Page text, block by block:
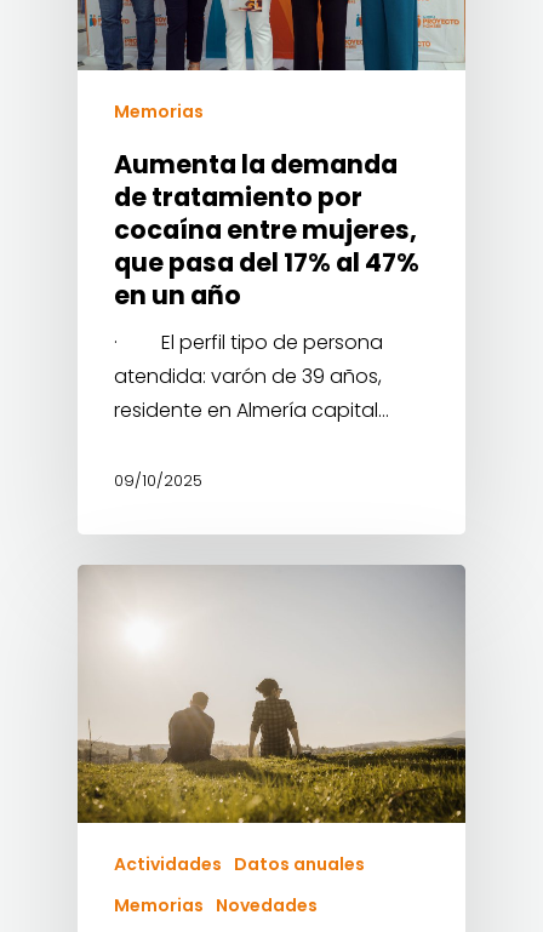
Memorias
Aumenta la demanda
de tratamiento por
cocaína entre mujeres,
que pasa del 17% al 47%
en un año
· El perfil tipo de persona
atendida: varón de 39 años,
residente en Almería capital…
09/10/2025
Actividades Datos anuales
Memorias Novedades